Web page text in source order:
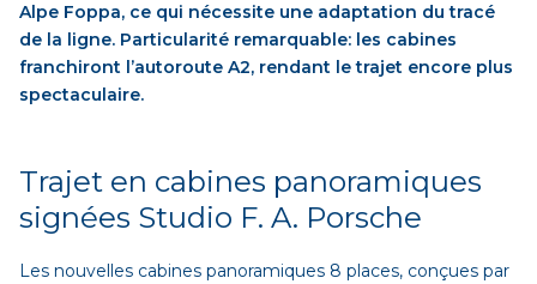
Alpe Foppa, ce qui nécessite une adaptation du tracé
de la ligne. Particularité remarquable: les cabines
franchiront l’autoroute A2, rendant le trajet encore plus
spectaculaire.
Trajet en cabines panoramiques
signées Studio F. A. Porsche
Les nouvelles cabines panoramiques 8 places, conçues par